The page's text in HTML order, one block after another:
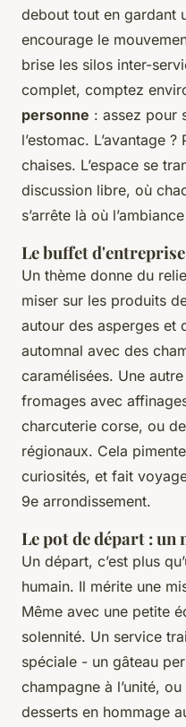
debout tout en gardant
encourage le
brise les silos inter-
complet, comptez
personne : assez pour
l’estomac. L’avantage
chaises. L’espace se
discussion libre, où
s’arrête là où
Le buffet
Un thème donne du
miser sur les produits
autour des asperges et
automnal avec des
caramélisées. Une
fromages avec
charcuterie corse, ou
régionaux. Cela
curiosités, et fait
9e arrondissement.
Le pot de départ :
Un départ, c’est plus
humain. Il mérite une
Même avec une petite
solennité. Un service
spéciale - un gâteau
champagne à l’unité,
desserts en hommage